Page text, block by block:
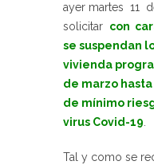
ayer martes 11
solicitar con
se suspendan
vivienda
de marzo
de mínimo
virus Covid-19.
Tal y como se